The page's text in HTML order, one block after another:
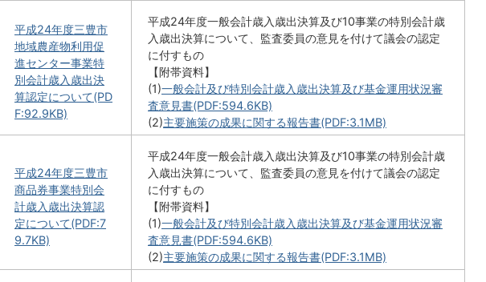
平成24年度三豊市
地域農産物利用促
進センター事業特
別会計歳入歳出決
算認定について(PD
F:92.9KB)
平成24年度一般会計歳入歳出決算及び10事業の特別会計歳
入歳出決算について、監査委員の意見を付けて議会の認定
に付すもの
【附帯資料】
(1)一般会計及び特別会計歳入歳出決算及び基金運用状況審
査意見書(PDF:594.6KB)
(2)主要施策の成果に関する報告書(PDF:3.1MB)
平成24年度三豊市
商品券事業特別会
計歳入歳出決算認
定について(PDF:7
9.7KB)
平成24年度一般会計歳入歳出決算及び10事業の特別会計歳
入歳出決算について、監査委員の意見を付けて議会の認定
に付すもの
【附帯資料】
(1)一般会計及び特別会計歳入歳出決算及び基金運用状況審
査意見書(PDF:594.6KB)
(2)主要施策の成果に関する報告書(PDF:3.1MB)